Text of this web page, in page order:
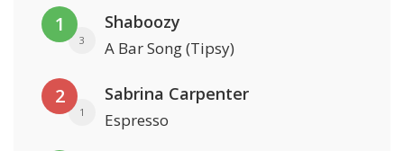
1
3
Shaboozy
A Bar Song (Tipsy)
2
1
Sabrina Carpenter
Espresso